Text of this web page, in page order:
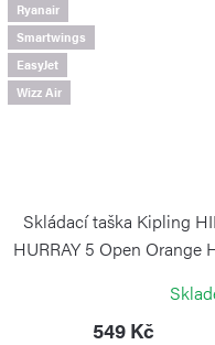
Ryanair
Smartwings
EasyJet
Wizz Air
Skládací taška Kipling
HURRAY 5 Open Orange
549 Kč